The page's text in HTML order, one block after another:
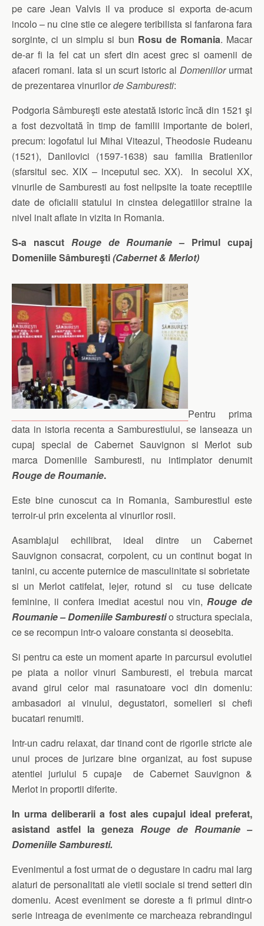
pe care Jean Valvis il va produce si exporta de-acum
incolo – nu cine stie ce alegere teribilista si fanfarona fara
sorginte, ci un simplu si bun Rosu de Romania. Macar
de-ar fi la fel cat un sfert din acest grec si oamenii de
afaceri romani. Iata si un scurt istoric alDomeniilorurmat
de prezentarea vinurilorde Samburesti:
Podgoria Sâmbureşti este atestată istoric încă din 1521 şi
a fost dezvoltată în timp de familii importante de boieri,
precum: logofatul lui Mihai Viteazul, Theodosie Rudeanu
(1521), Danilovici (1597-1638) sau familia Bratienilor
(sfarsitul sec. XIX – inceputul sec. XX). In secolul XX,
vinurile de Samburesti au fost nelipsite la toate receptiile
date de oficialii statului in cinstea delegatiilor straine la
nivel inalt aflate in vizita in Romania.
S-a nascut Rouge de Roumanie – Primul cupaj
Domeniile Sâmbureşti(Cabernet & Merlot)
Pentru prima
data in istoria recenta a Samburestiului, se lanseaza un
cupaj special de Cabernet Sauvignon si Merlot sub
marca Domeniile Samburesti, nu intimplator denumit
Rouge de Roumanie.
Este bine cunoscut ca in Romania, Samburestiul este
terroir-ul prin excelenta al vinurilor rosii.
Asamblajul echilibrat, ideal dintre un Cabernet
Sauvignon consacrat, corpolent, cu un continut bogat in
tanini, cu accente puternice de masculinitate si sobrietate
si un Merlot catifelat, lejer, rotund si cu tuse delicate
feminine, ii confera imediat acestui nou vin, Rouge de
Roumanie – Domeniile Samburestio structura speciala,
ce se recompun intr-o valoare constanta si deosebita.
Si pentru ca este un moment aparte in parcursul evolutiei
pe piata a noilor vinuri Samburesti, el trebuia marcat
avand girul celor mai rasunatoare voci din domeniu:
ambasadori ai vinului, degustatori, somelieri si chefi
bucatari renumiti.
Intr-un cadru relaxat, dar tinand cont de rigorile stricte ale
unui proces de jurizare bine organizat, au fost supuse
atentiei juriului 5 cupaje de Cabernet Sauvignon &
Merlot in proportii diferite.
In urma deliberarii a fost ales cupajul ideal preferat,
asistand astfel la geneza Rouge de Roumanie –
Domeniile Samburesti.
Evenimentul a fost urmat de o degustare in cadru mai larg
alaturi de personalitati ale vietii sociale si trend setteri din
domeniu. Acest eveniment se doreste a fi primul dintr-o
serie intreaga de evenimente ce marcheaza rebrandingul